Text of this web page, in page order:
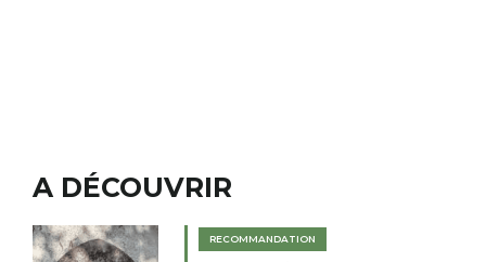
A DÉCOUVRIR
RECOMMANDATION